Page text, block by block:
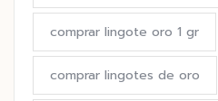
comprar lingote oro 1 gr
comprar lingotes de oro